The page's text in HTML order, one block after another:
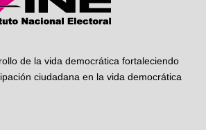
de la vida democrática fortaleciendo
ciudadana en la vida democrática